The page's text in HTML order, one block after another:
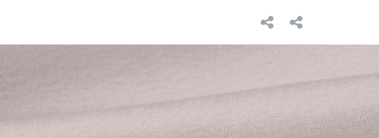
INICIO